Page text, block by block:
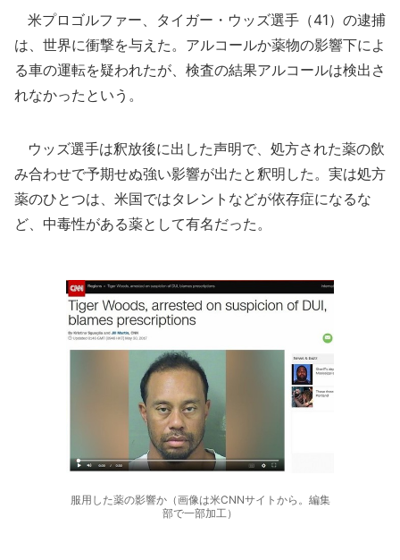
米プロゴルファー、タイガー・ウッズ選手（41）の逮捕
は、世界に衝撃を与えた。アルコールか薬物の影響下によ
る車の運転を疑われたが、検査の結果アルコールは検出さ
れなかったという。
ウッズ選手は釈放後に出した声明で、処方された薬の飲
み合わせで予期せぬ強い影響が出たと釈明した。実は処方
薬のひとつは、米国ではタレントなどが依存症になるな
ど、中毒性がある薬として有名だった。
服用した薬の影響か（画像は米CNNサイトから。編集
部で一部加工）